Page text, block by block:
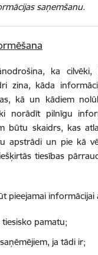
saņemšanu.
ka
zina, kāda
kā un kādiem
norādīt pilnīgu
būtu skaidrs, kas
apstrādi un pie kā
tiesības
pieejamai informācijai
pamatu;
ja tādi ir;